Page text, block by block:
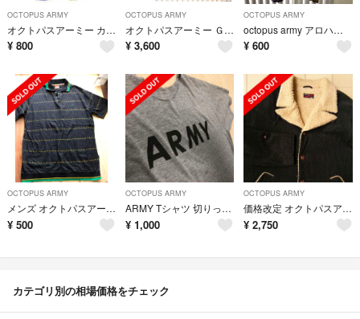
OCTOPUS ARMY
オクトパスアーミー カラー タイト チノパン パンツ ダークグレー 新品タグ付
¥ 800
OCTOPUS ARMY
オクトパスアーミー Ｇジャン デニムジャケット フード付
¥ 3,600
OCTOPUS ARMY
octopus army アロハシャツ
¥ 600
OCTOPUS ARMY
メンズ オクトパスアーミー ポロシャツ
¥ 500
OCTOPUS ARMY
ARMY Tシャツ 切りっぱなし 90s 古着
¥ 1,000
OCTOPUS ARMY
価格改定 オクトパスアーミー コーデュロイコート ウォームブラック
¥ 2,750
カテゴリ別の相場価格をチェック